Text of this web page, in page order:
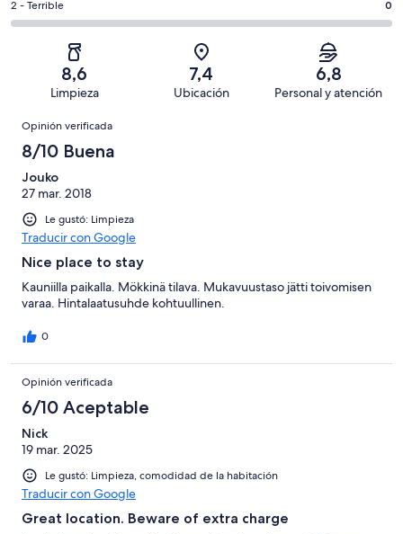
10
opiniones
de
opiniones
Aceptable.
2
opiniones
-
Evaluación:
2
10
2 - Terrible 0
8,6
Limpieza
7,4
Ubicación
6,8
Personal y atención
Opiniones
Opinión verificada
8/10 Buena
Jouko
27 mar. 2018
Le gustó: Limpieza
Traducir con Google
Nice place to stay
Kauniilla paikalla. Mökkinä tilava. Mukavuustaso jätti toivomisen
varaa. Hintalaatusuhde kohtuullinen.
0
Opinión verificada
6/10 Aceptable
Nick
19 mar. 2025
Le gustó: Limpieza, comodidad de la habitación
Traducir con Google
Great location. Beware of extra charge